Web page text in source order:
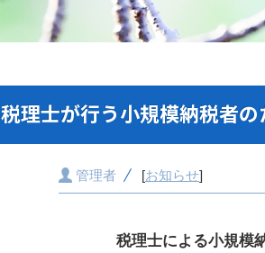
税理士が行う小規模納税者
管理者 [お知らせ]
税理士による小規模